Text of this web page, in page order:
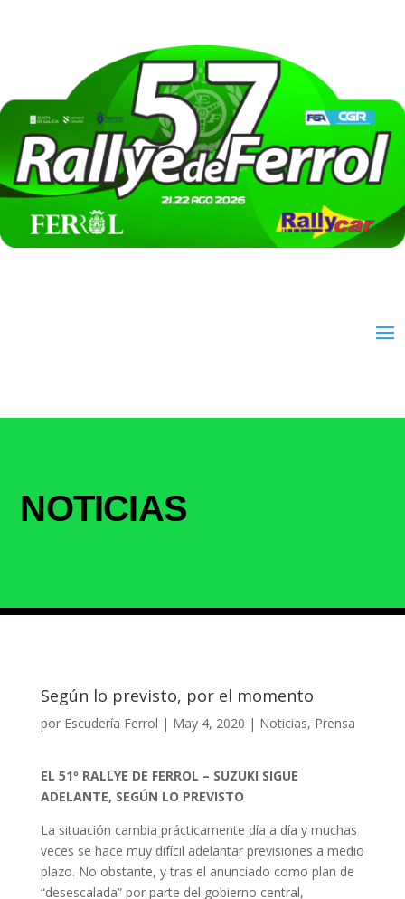
NOTICIAS
Según lo previsto, por el momento
por Escudería Ferrol | May 4, 2020 | Noticias, Prensa
EL 51º RALLYE DE FERROL – SUZUKI SIGUE
ADELANTE, SEGÚN LO PREVISTO
La situación cambia prácticamente día a día y muchas
veces se hace muy difícil adelantar previsiones a medio
plazo. No obstante, y tras el anunciado como plan de
“desescalada” por parte del gobierno central,